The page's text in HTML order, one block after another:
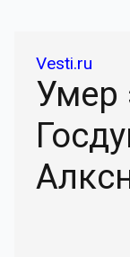
Vesti.ru
Умер